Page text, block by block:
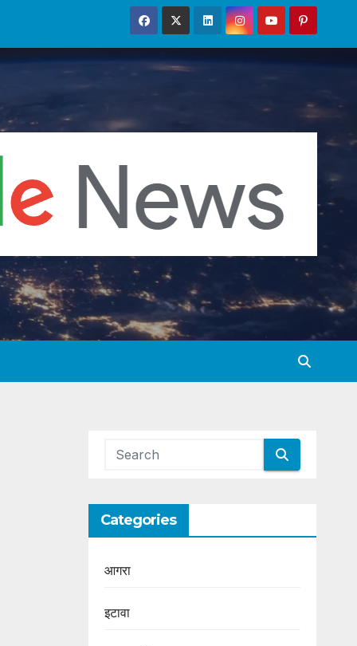
Categories
आगरा
इटावा